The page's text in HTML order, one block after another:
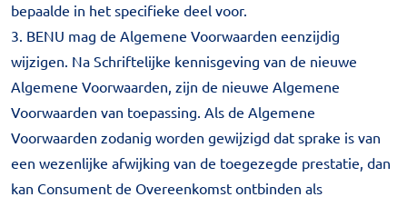
bepaalde in het specifieke deel voor.
3. BENU mag de Algemene Voorwaarden eenzijdig
wijzigen. Na Schriftelijke kennisgeving van de nieuwe
Algemene Voorwaarden, zijn de nieuwe Algemene
Voorwaarden van toepassing. Als de Algemene
Voorwaarden zodanig worden gewijzigd dat sprake is van
een wezenlijke afwijking van de toegezegde prestatie, dan
kan Consument de Overeenkomst ontbinden als